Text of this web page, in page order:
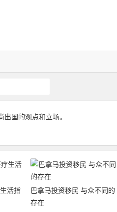
国的观点和立场。
活指
巴拿马投资移民 与众不同的
存在